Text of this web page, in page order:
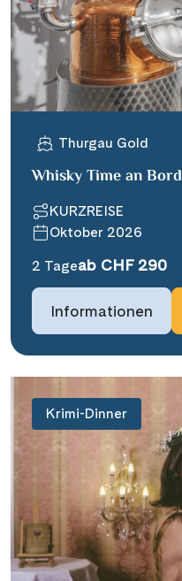
Thurgau Gold
Whisky Time an Bord
KURZREISE
Oktober 2026
2 Tageab CHF 290
Informationen
Krimi-Dinner